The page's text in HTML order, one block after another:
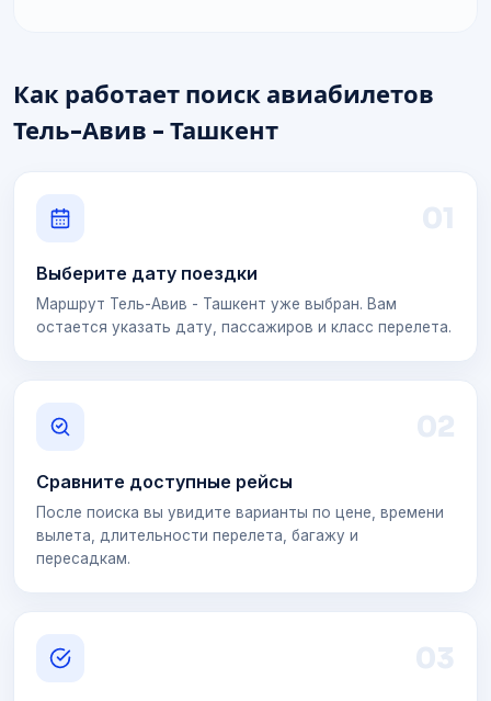
Как работает поиск авиабилетов
Тель-Авив - Ташкент
01
Выберите дату поездки
Маршрут Тель-Авив - Ташкент уже выбран. Вам
остается указать дату, пассажиров и класс перелета.
02
Сравните доступные рейсы
После поиска вы увидите варианты по цене, времени
вылета, длительности перелета, багажу и
пересадкам.
03